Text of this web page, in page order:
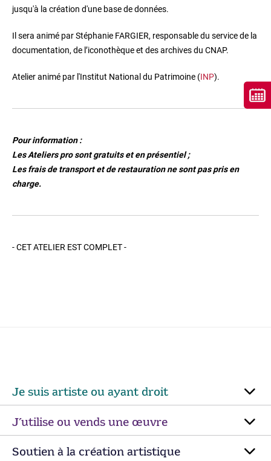
jusqu'à la création d'une base de données.
Il sera animé par Stéphanie FARGIER, responsable du service de la
documentation, de l’iconothèque et des archives du CNAP.
Atelier animé par l'Institut National du Patrimoine (INP).
Pour information :
Les Ateliers pro sont gratuits et en présentiel ;
Les frais de transport et de restauration ne sont pas pris en
charge.
- CET ATELIER EST COMPLET -
Je suis artiste ou ayant droit
J’utilise ou vends une œuvre
Soutien à la création artistique